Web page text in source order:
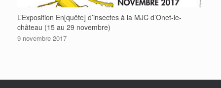
L’Exposition En[quête] d’insectes à la MJC d’Onet-le-
château (15 au 29 novembre)
9 novembre 2017